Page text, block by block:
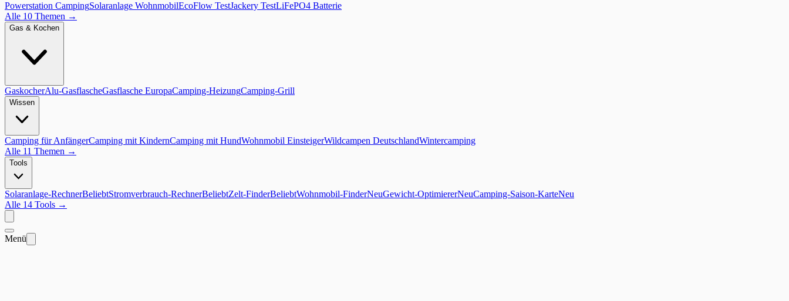
Powerstation CampingSolaranlage WohnmobilEcoFlow TestJackery TestLiFePO4 Batterie
Alle 10 Themen →
Gas & Kochen
GaskocherAlu-GasflascheGasflasche EuropaCamping-HeizungCamping-Grill
Wissen
Camping für AnfängerCamping mit KindernCamping mit HundWohnmobil EinsteigerWildcampen DeutschlandWintercamping
Alle 11 Themen →
Tools
Solaranlage-RechnerBeliebtStromverbrauch-RechnerBeliebtZelt-FinderBeliebtWohnmobil-FinderNeuGewicht-OptimiererNeuCamping-Saison-KarteNeu
Alle 14 Tools →
Menü